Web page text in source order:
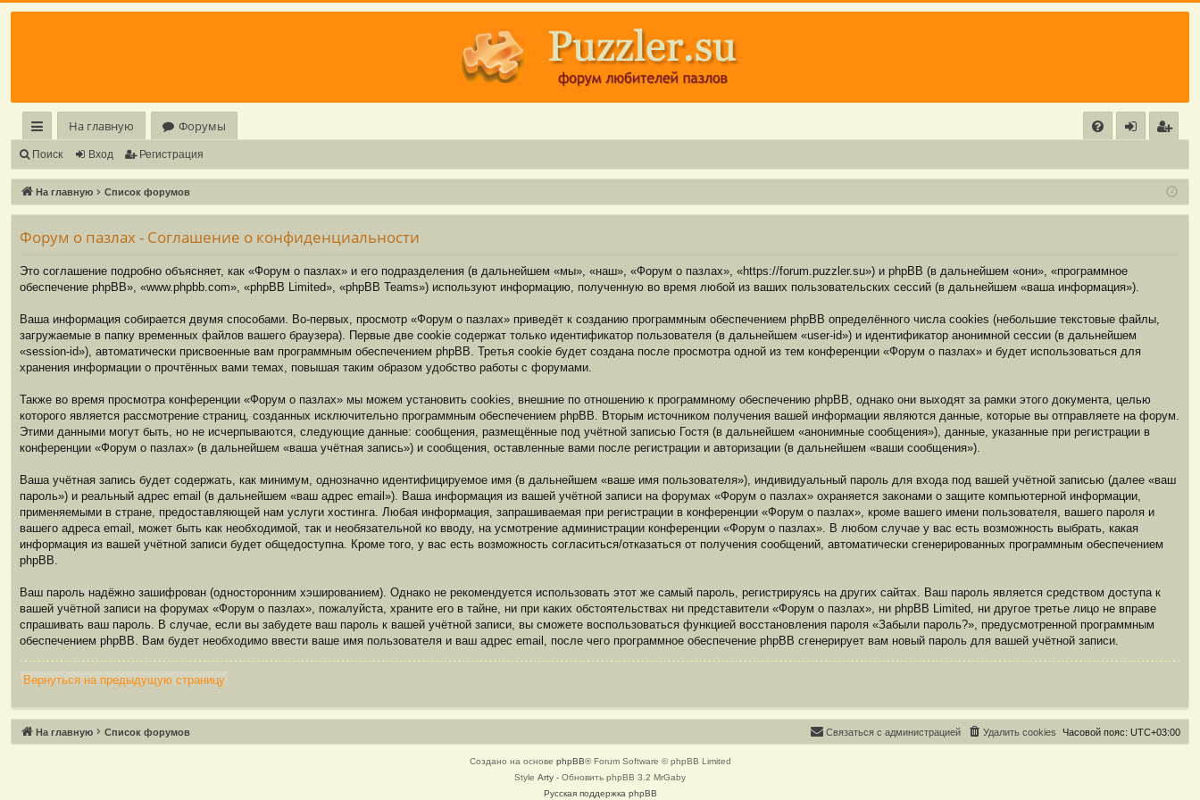
с
ы
лк
и
На главную
Форумы
Q
д
ис
тр
Поиск Вход Регистрация
На главную Список форумов
Форум о пазлах - Соглашение о конфиденциальности
Это соглашение подробно объясняет, как «Форум о пазлах» и его подразделения (в дальнейшем «мы», «наш», «Форум о пазлах», «https://forum.puzzler.su») и phpBB (в дальнейшем «они», «программное
обеспечение phpBB», «www.phpbb.com», «phpBB Limited», «phpBB Teams») используют информацию, полученную во время любой из ваших пользовательских сессий (в дальнейшем «ваша информация»).
Ваша информация собирается двумя способами. Во-первых, просмотр «Форум о пазлах» приведёт к созданию программным обеспечением phpBB определённого числа cookies (небольшие текстовые файлы,
загружаемые в папку временных файлов вашего браузера). Первые две cookie содержат только идентификатор пользователя (в дальнейшем «user-id») и идентификатор анонимной сессии (в дальнейшем
«session-id»), автоматически присвоенные вам программным обеспечением phpBB. Третья cookie будет создана после просмотра одной из тем конференции «Форум о пазлах» и будет использоваться для
хранения информации о прочтённых вами темах, повышая таким образом удобство работы с форумами.
Также во время просмотра конференции «Форум о пазлах» мы можем установить cookies, внешние по отношению к программному обеспечению phpBB, однако они выходят за рамки этого документа, целью
которого является рассмотрение страниц, созданных исключительно программным обеспечением phpBB. Вторым источником получения вашей информации являются данные, которые вы отправляете на форум.
Этими данными могут быть, но не исчерпываются, следующие данные: сообщения, размещённые под учётной записью Гостя (в дальнейшем «анонимные сообщения»), данные, указанные при регистрации в
конференции «Форум о пазлах» (в дальнейшем «ваша учётная запись») и сообщения, оставленные вами после регистрации и авторизации (в дальнейшем «ваши сообщения»).
Ваша учётная запись будет содержать, как минимум, однозначно идентифицируемое имя (в дальнейшем «ваше имя пользователя»), индивидуальный пароль для входа под вашей учётной записью (далее «ваш
пароль») и реальный адрес email (в дальнейшем «ваш адрес email»). Ваша информация из вашей учётной записи на форумах «Форум о пазлах» охраняется законами о защите компьютерной информации,
применяемыми в стране, предоставляющей нам услуги хостинга. Любая информация, запрашиваемая при регистрации в конференции «Форум о пазлах», кроме вашего имени пользователя, вашего пароля и
вашего адреса email, может быть как необходимой, так и необязательной ко вводу, на усмотрение администрации конференции «Форум о пазлах». В любом случае у вас есть возможность выбрать, какая
информация из вашей учётной записи будет общедоступна. Кроме того, у вас есть возможность согласиться/отказаться от получения сообщений, автоматически сгенерированных программным обеспечением
phpBB.
Ваш пароль надёжно зашифрован (односторонним хэшированием). Однако не рекомендуется использовать этот же самый пароль, регистрируясь на других сайтах. Ваш пароль является средством доступа к
вашей учётной записи на форумах «Форум о пазлах», пожалуйста, храните его в тайне, ни при каких обстоятельствах ни представители «Форум о пазлах», ни phpBB Limited, ни другое третье лицо не вправе
спрашивать ваш пароль. В случае, если вы забудете ваш пароль к вашей учётной записи, вы сможете воспользоваться функцией восстановления пароля «Забыли пароль?», предусмотренной программным
обеспечением phpBB. Вам будет необходимо ввести ваше имя пользователя и ваш адрес email, после чего программное обеспечение phpBB сгенерирует вам новый пароль для вашей учётной записи.
Вернуться на предыдущую страницу
На главную Список форумов Часовой пояс: UTC+03:00
Удалить cookies
Связаться с
Связаться с администрацией
Создано на основе phpBB® Forum Software © phpBB Limited
Style Arty - Обновить phpBB 3.2 MrGaby
Русская поддержка phpBB